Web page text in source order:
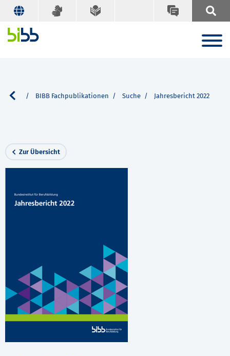
BIBB Fachpublikationen Suche Jahresbericht 2022
Zur Übersicht